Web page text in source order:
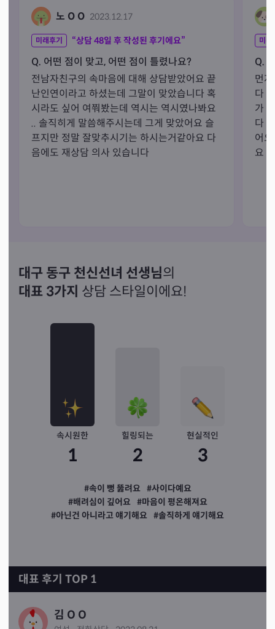
노 O O 2023.12.17
미래후기 “상담48일 후 작성된 후기에요”
Q. 어떤 점이 맞고, 어떤 점이 틀렸나요?
전남자친구의 속마음에 대해 상담받았어요 끝
난인연이라고 하셨는데 그말이 맞았습니다 혹
시라도 싶어 여쭤봤는데 역시는 역시였나봐요
.. 솔직히게 말씀해주시는데 그게 맞았어요 슬
프지만 정말 잘맞추시기는 하시는거같아요 다
음에도 재상담 의사 있습니다
미래
Q.
먼
다
가
다
어
요
대구 동구 천신선녀 선생님의
대표 3가지 상담 스타일이에요!
속시원한
1
힐링되는
2
현실적인
3
#속이 뻥 뚫려요 #사이다예요
#배려심이 깊어요 #마음이 평온해져요
#아닌건 아니라고 얘기해요 #솔직하게 얘기해요
대표 후기 TOP 1
김 O O